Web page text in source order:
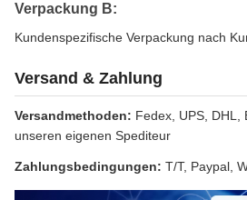
Verpackung B:
Kundenspezifische Verpackung nach
Versand & Zahlung
Versandmethoden: Fedex, UPS, DHL,
unseren eigenen Spediteur
Zahlungsbedingungen: T/T, Paypal,